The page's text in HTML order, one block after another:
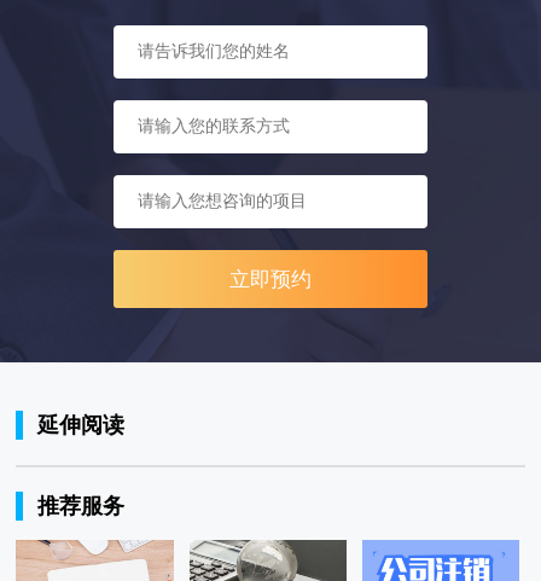
立即预约
延伸阅读
推荐服务